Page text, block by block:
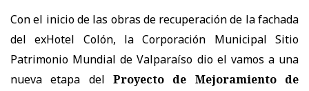
Con el inicio de las obras de recuperación de la fachada
del exHotel Colón, la Corporación Municipal Sitio
Patrimonio Mundial de Valparaíso dio el vamos a una
nueva etapa del Proyecto de Mejoramiento de